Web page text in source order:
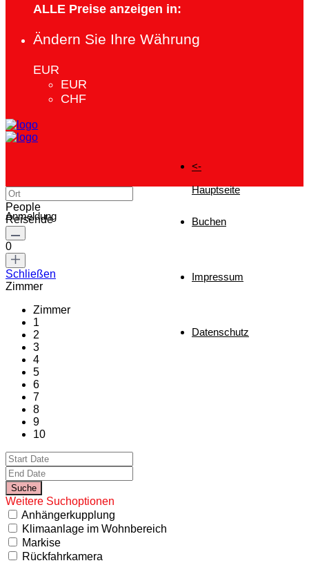
ALLE Preise anzeigen in:
Ändern Sie Ihre Währung
EUR
EUR
CHF
<-
Hauptseite
Buchen
Impressum
Datenschutz
Anmeldung
People
Reisende
0
Schließen
Zimmer
Zimmer
1
2
3
4
5
6
7
8
9
10
Weitere Suchoptionen
Anhängerkupplung
Klimaanlage im Wohnbereich
Markise
Rückfahrkamera